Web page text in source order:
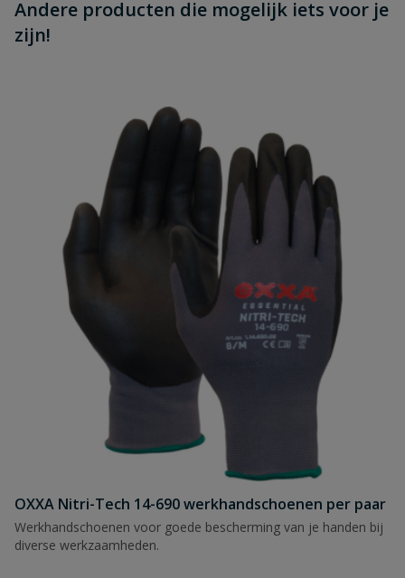
Andere producten die mogelijk iets voor je
zijn!
OXXA Nitri-Tech 14-690 werkhandschoenen per paar
Werkhandschoenen voor goede bescherming van je handen bij
diverse werkzaamheden.